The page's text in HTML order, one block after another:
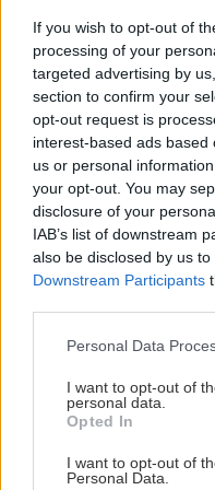
If you wish to opt-out of
processing of your
targeted advertising by
section to confirm your
opt-out request is
interest-based ads
us or personal
your opt-out. You may
disclosure of your
IAB’s list of downstream
also be disclosed by us
Downstream Participants
Please note that this
not limited to your visit or
grant or deny consent to
use your data for below
consent section.
Personal Data
I want to opt-out of
personal data.
Opted In
I want to opt-out of
Personal Data.